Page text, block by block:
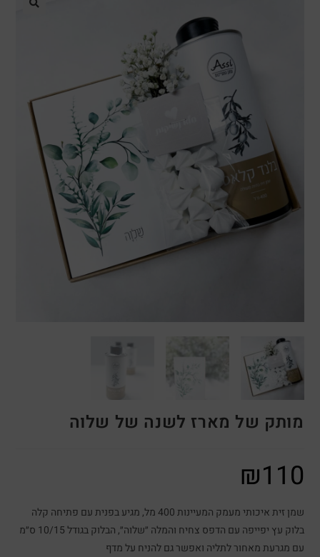
מותק של מארז לשנה של שלוה
₪110
שמן זית איכותי מעמק המעיינות 400 מל, מגיע בפנית עם פתיחה קלה
בלוק עץ יפייפה עם הדפס צחיח והמלה ״שלוה״, הבלוק בגודל 10/15 ס״מ
עם מגרעת מאחור לתליה ואפשר גם להניח על מדף